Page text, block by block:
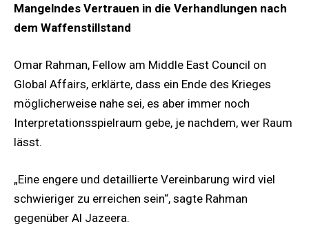
Mangelndes Vertrauen in die Verhandlungen nach
dem Waffenstillstand
Omar Rahman, Fellow am Middle East Council on
Global Affairs, erklärte, dass ein Ende des Krieges
möglicherweise nahe sei, es aber immer noch
Interpretationsspielraum gebe, je nachdem, wer Raum
lässt.
„Eine engere und detaillierte Vereinbarung wird viel
schwieriger zu erreichen sein“, sagte Rahman
gegenüber Al Jazeera.